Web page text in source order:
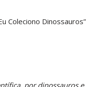
Coleciono Dinossauros”
por dinossauros e